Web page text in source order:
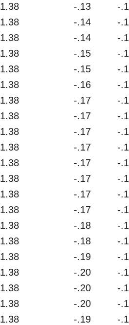
1.38 -.13
-
1.38 -.14
-
1.38 -.14
-
1.38 -.15
-
1.38 -.15
-
1.38 -.16
-
1.38 -.17
-
1.38 -.17
-
1.38 -.17
-
1.38 -.17
-
1.38 -.17
-
1.38 -.17
-
1.38 -.17
-
1.38 -.17
-
1.38 -.18
-
1.38 -.18
-
1.38 -.19
-
1.38 -.20
-
1.38 -.20
-
1.38 -.20
-
1.38 -.19
-